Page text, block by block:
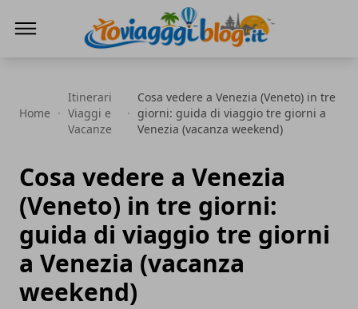
Home
Itinerari
Viaggi e
Vacanze
Cosa vedere a Venezia (Veneto) in tre
giorni: guida di viaggio tre giorni a
Venezia (vacanza weekend)
Cosa vedere a Venezia
(Veneto) in tre giorni:
guida di viaggio tre giorni
a Venezia (vacanza
weekend)